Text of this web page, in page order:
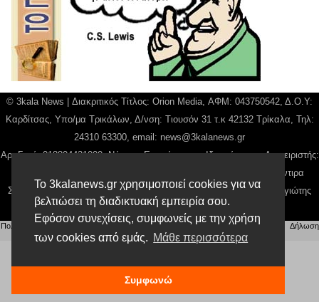
Το 3kalanews.gr χρησιμοποιεί cookies για να
βελτιώσει τη διαδικτυακή εμπειρία σου.
Εφόσον συνεχίσεις, συμφωνείς με την χρήση
των cookies από εμάς. Μάθε περισσότερα
Συμφωνώ
© 3kala News | Διακριτικός Τίτλος: Orion Media, ΑΦΜ: 043750542, Δ.Ο.Υ:
Καρδίτσας, Υπο/μα Τρικάλων, Δ/νση: Τιουσόν 31 τ.κ 42132 Τρίκαλα, Τηλ:
24310 63300, email: news@3kalanews.gr
Αρ. Γεμή: 018804431000, Νόμιμος Εκπρόσωπος, Ιδιοκτήτης και Διαχειριστής:
Παναγιώτης Φιλίππου, Διευθύντρια: Γιαννουσά Βασιλική, Διευθύντιρα
Σύνταξης: Μπαλαμπάνη Βασιλική. Δικαιούχος domain name Παναγιώτης
Φιλίππου
Πολιτική απορρήτου Αίτηση Διαχείρισης Προσωπικών Δεδομένων |Όροι χρήσης
Δήλωση
Συμμόρφωσης